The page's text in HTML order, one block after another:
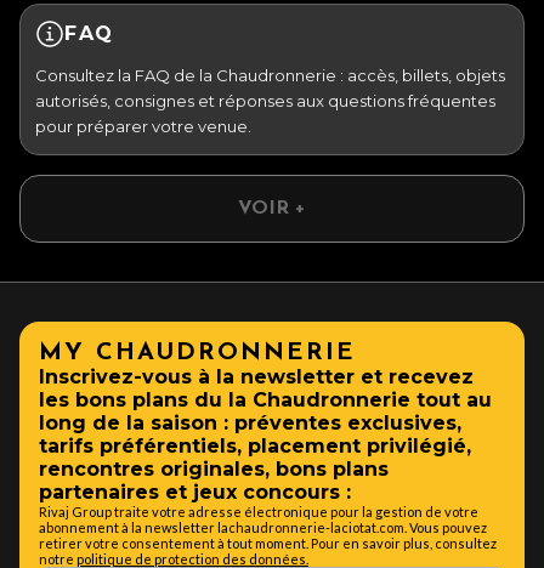
FAQ
Consultez la FAQ de la Chaudronnerie : accès, billets, objets
autorisés, consignes et réponses aux questions fréquentes
pour préparer votre venue.
VOIR +
MY CHAUDRONNERIE
Inscrivez-vous à la newsletter et recevez
les bons plans du la Chaudronnerie tout au
long de la saison : préventes exclusives,
tarifs préférentiels, placement privilégié,
rencontres originales, bons plans
partenaires et jeux concours :
Rivaj Group traite votre adresse électronique pour la gestion de votre
abonnement à la newsletter lachaudronnerie-laciotat.com. Vous pouvez
retirer votre consentement à tout moment. Pour en savoir plus, consultez
notre politique de protection des données.